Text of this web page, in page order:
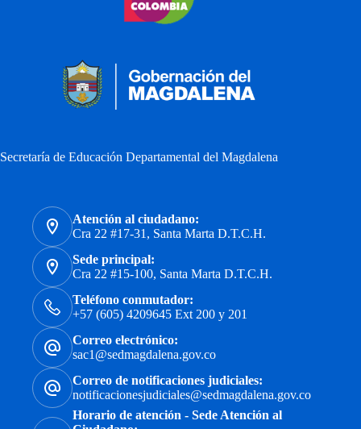
Secretaría de Educación Departamental del Magdalena
Atención al ciudadano:
Cra 22 #17-31, Santa Marta D.T.C.H.
Sede principal:
Cra 22 #15-100, Santa Marta D.T.C.H.
Teléfono conmutador:
+57 (605) 4209645 Ext 200 y 201
Correo electrónico:
sac1@sedmagdalena.gov.co
Correo de notificaciones judiciales:
notificacionesjudiciales@sedmagdalena.gov.co
Horario de atención - Sede Atención al